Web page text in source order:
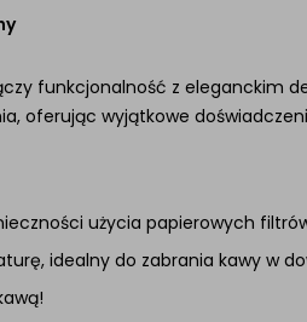
funkcjonalność z eleganckim
oferując wyjątkowe
użycia papierowych
idealny do zabrania kawy w